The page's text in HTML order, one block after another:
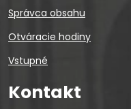
Správca obsahu
Otváracie hodiny
Vstupné
Kontakt